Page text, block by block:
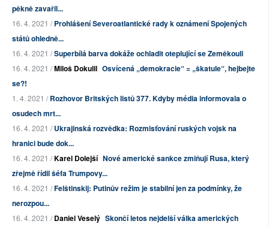
pěkně zavařil...
16. 4. 2021 /Prohlášení Severoatlantické rady k oznámení Spojených
států ohledně...
16. 4. 2021 /Superbílá barva dokáže ochladit oteplující se Zeměkouli
16. 4. 2021 /Miloš Dokulil Osvícená „demokracie“ = „škatule“, hejbejte
se?!
1. 4. 2021 /Rozhovor Britských listů 377. Kdyby média informovala o
osudech mrt...
16. 4. 2021 /Ukrajinská rozvědka: Rozmisťování ruských vojsk na
hranici bude dok...
16. 4. 2021 /Karel Dolejší Nové americké sankce zmiňují Rusa, který
zřejmě řídil šéfa Trumpovy...
16. 4. 2021 /Felštinskij: Putinův režim je stabilní jen za podmínky, že
nerozpou...
16. 4. 2021 /Daniel Veselý Skončí letos nejdelší válka amerických